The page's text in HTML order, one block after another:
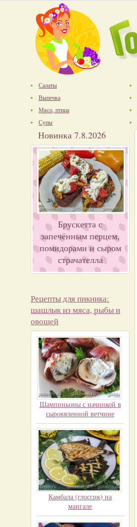
Салаты
Выпечка
Мясо, птица
Супы
Новинка 7.8.2026
Брускетта с
запечённым перцем,
помидорами и сыром
страчателла
Рецепты для пикника:
шашлык из мяса, рыбы и
овощей
Шампиньоны с начинкой в
сыровяленной ветчине
Камбала (глоссик) на
мангале